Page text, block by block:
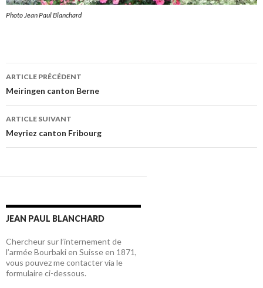
Photo Jean Paul Blanchard
Navigation
des
articles
ARTICLE PRÉCÉDENT
Meiringen canton Berne
ARTICLE SUIVANT
Meyriez canton Fribourg
JEAN PAUL BLANCHARD
Chercheur sur l’internement de
l’armée Bourbaki en Suisse en 1871,
vous pouvez me contacter via le
formulaire ci-dessous.